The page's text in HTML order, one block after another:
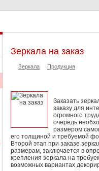
Зеркала на заказ
Зеркала Продукция
Заказать
заказу для
огромного
очередь
размером
его толщиной и требуемой
Второй этап при заказе
размерам, заключается в
крепления зеркала на
возможных вариантах